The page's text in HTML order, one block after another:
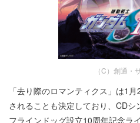
（C）創通・
「去り際のロマンティクス」は1
されることも決定しており、CD
フラインドッグ設立10周年記念ラ